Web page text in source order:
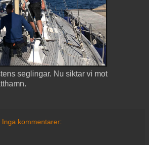
seglingar. Nu siktar vi mot
Inga kommentarer: